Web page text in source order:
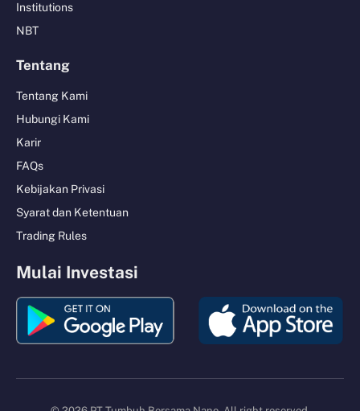
Institutions
NBT
Tentang
Tentang Kami
Hubungi Kami
Karir
FAQs
Kebijakan Privasi
Syarat dan Ketentuan
Trading Rules
Mulai Investasi